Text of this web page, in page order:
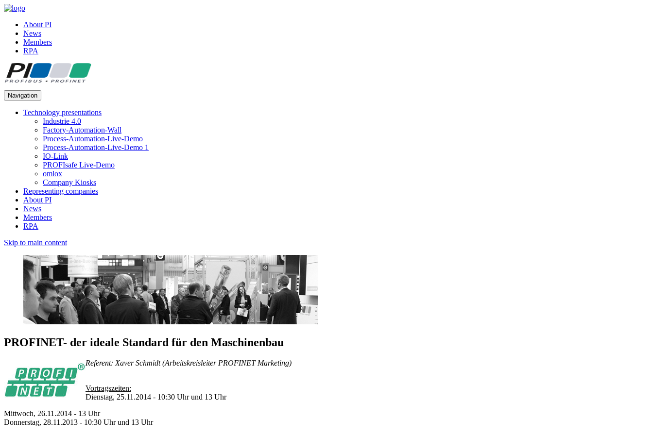
About PI
News
Members
RPA
Navigation
Technology presentations
Industrie 4.0
Factory-Automation-Wall
Process-Automation-Live-Demo
Process-Automation-Live-Demo 1
IO-Link
PROFIsafe Live-Demo
omlox
Company Kiosks
Representing companies
About PI
News
Members
RPA
Skip to main content
PROFINET- der ideale Standard für den Maschinenbau
Referent: Xaver Schmidt (Arbeitskreisleiter PROFINET Marketing)
Vortragszeiten:
Dienstag, 25.11.2014 - 10:30 Uhr und 13 Uhr
Mittwoch, 26.11.2014 - 13 Uhr
Donnerstag, 28.11.2013 - 10:30 Uhr und 13 Uhr